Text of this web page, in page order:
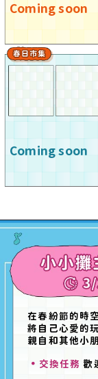
Coming soon
Coming soon
在春紛節 的時
將自己心愛的
親自和其他小
．交換任務 歡